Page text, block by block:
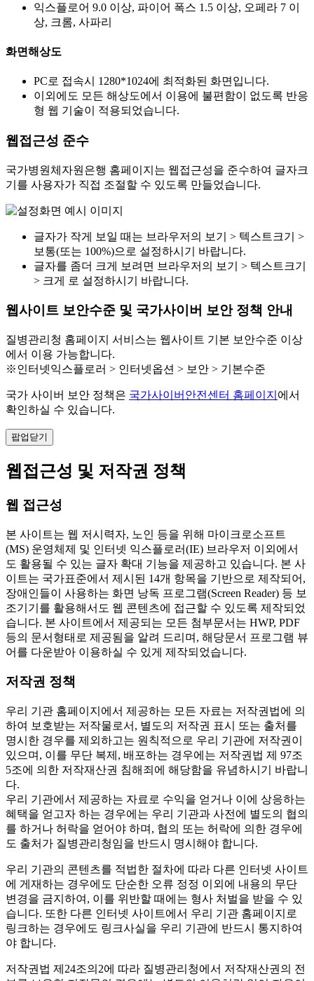
익스플로어 9.0 이상, 파이어 폭스 1.5 이상, 오페라 7 이
상, 크롬, 사파리
화면해상도
PC로 접속시 1280*1024에 최적화된 화면입니다.
이외에도 모든 해상도에서 이용에 불편함이 없도록 반응
형 웹 기술이 적용되었습니다.
웹접근성 준수
국가병원체자원은행 홈페이지는 웹접근성을 준수하여 글자크
기를 사용자가 직접 조절할 수 있도록 만들었습니다.
글자가 작게 보일 때는 브라우저의 보기 > 텍스트크기 >
보통(또는 100%)으로 설정하시기 바랍니다.
글자를 좀더 크게 보려면 브라우저의 보기 > 텍스트크기
> 크게 로 설정하시기 바랍니다.
웹사이트 보안수준 및 국가사이버 보안 정책 안내
질병관리청 홈페이지 서비스는 웹사이트 기본 보안수준 이상
에서 이용 가능합니다.
※인터넷익스플로러 > 인터넷옵션 > 보안 > 기본수준
국가 사이버 보안 정책은 국가사이버안전센터 홈페이지 에서
확인하실 수 있습니다.
팝업닫기
웹접근성 및 저작권 정책
웹 접근성
본 사이트는 웹 저시력자, 노인 등을 위해 마이크로소프트
(MS) 운영체제 및 인터넷 익스플로러(IE) 브라우저 이외에서
도 활용될 수 있는 글자 확대 기능을 제공하고 있습니다. 본 사
이트는 국가표준에서 제시된 14개 항목을 기반으로 제작되어,
장애인들이 사용하는 화면 낭독 프로그램(Screen Reader) 등 보
조기기를 활용해서도 웹 콘텐츠에 접근할 수 있도록 제작되었
습니다. 본 사이트에서 제공되는 모든 첨부문서는 HWP, PDF
등의 문서형태로 제공됨을 알려 드리며, 해당문서 프로그램 뷰
어를 다운받아 이용하실 수 있게 제작되었습니다.
저작권 정책
우리 기관 홈페이지에서 제공하는 모든 자료는 저작권법에 의
하여 보호받는 저작물로서, 별도의 저작권 표시 또는 출처를
명시한 경우를 제외하고는 원칙적으로 우리 기관에 저작권이
있으며, 이를 무단 복제, 배포하는 경우에는 저작권법 제 97조
5조에 의한 저작재산권 침해죄에 해당함을 유념하시기 바랍니
다.
우리 기관에서 제공하는 자료로 수익을 얻거나 이에 상응하는
혜택을 얻고자 하는 경우에는 우리 기관과 사전에 별도의 협의
를 하거나 허락을 얻어야 하며, 협의 또는 허락에 의한 경우에
도 출처가 질병관리청임을 반드시 명시해야 합니다.
우리 기관의 콘텐츠를 적법한 절차에 따라 다른 인터넷 사이트
에 게재하는 경우에도 단순한 오류 정정 이외에 내용의 무단
변경을 금지하여, 이를 위반할 때에는 형사 처벌을 받을 수 있
습니다. 또한 다른 인터넷 사이트에서 우리 기관 홈페이지로
링크하는 경우에도 링크사실을 우리 기관에 반드시 통지하여
야 합니다.
저작권법 제24조의2에 따라 질병관리청에서 저작재산권의 전